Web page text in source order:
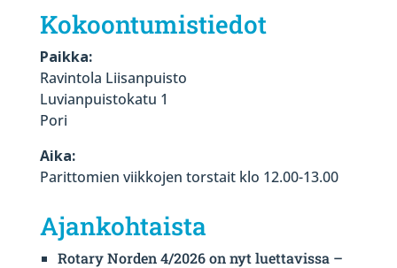
Kokoontumistiedot
Paikka:
Ravintola Liisanpuisto
Luvianpuistokatu 1
Pori
Aika:
Parittomien viikkojen torstait klo 12.00-13.00
Ajankohtaista
Rotary Norden 4/2026 on nyt luettavissa –